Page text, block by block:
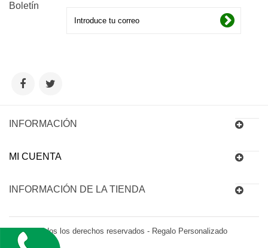
Boletín
INFORMACIÓN
MI CUENTA
INFORMACIÓN DE LA TIENDA
© 2016 Todos los derechos reservados - Regalo Personalizado